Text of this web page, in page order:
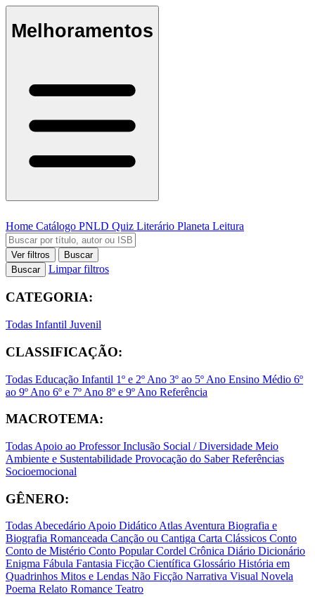
Melhoramentos
Home Catálogo PNLD Quiz Literário Planeta Leitura
Ver filtros
Buscar
Buscar
Limpar filtros
CATEGORIA:
Todas Infantil Juvenil
CLASSIFICAÇÃO:
Todas Educação Infantil 1º e 2º Ano 3º ao 5º Ano Ensino Médio 6º
ao 9º Ano 6º e 7º Ano 8º e 9º Ano Referência
MACROTEMA:
Todas Apoio ao ProfessorInclusão Social / Diversidade Meio
Ambiente e Sustentabilidade Provocação do SaberReferências
Socioemocional
GÊNERO:
TodasAbecedárioApoio DidáticoAtlasAventura Biografia e
Biografia Romanceada Canção ou Cantiga Carta Clássicos Conto
Conto de Mistério Conto PopularCordel Crônica Diário Dicionário
Enigma Fábula Fantasia Ficção Científica Glossário História em
Quadrinhos Mitos e Lendas Não Ficção Narrativa Visual Novela
Poema Relato Romance Teatro